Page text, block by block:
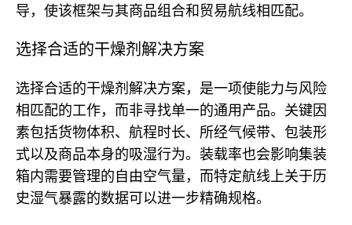
导，使该框架与其商品组合和贸易航线相匹配。
选择合适的干燥剂解决方案
选择合适的干燥剂解决方案，是一项使能力与风险
相匹配的工作，而非寻找单一的通用产品。关键因
素包括货物体积、航程时长、所经气候带、包装形
式以及商品本身的吸湿行为。装载率也会影响集装
箱内需要管理的自由空气量，而特定航线上关于历
史湿气暴露的数据可以进一步精确规格。